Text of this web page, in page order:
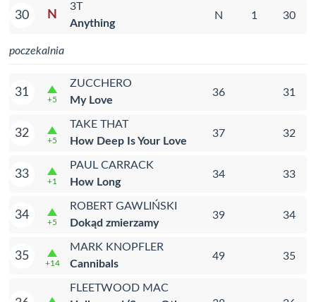
30 N
3T
Anything
N 1 30
poczekalnia
31
+5
ZUCCHERO
My Love
36 31
32
+5
TAKE THAT
How Deep Is Your Love
37 32
33
+1
PAUL CARRACK
How Long
34 33
34
+5
ROBERT GAWLIŃSKI
Dokąd zmierzamy
39 34
35
+14
MARK KNOPFLER
Cannibals
49 35
FLEETWOOD MAC